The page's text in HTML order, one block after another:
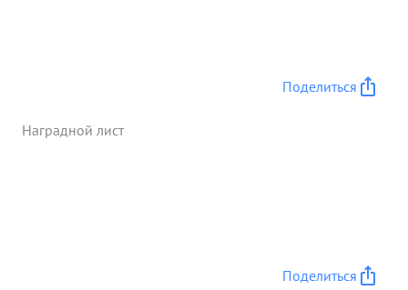
Поделиться
Наградной лист
Поделиться